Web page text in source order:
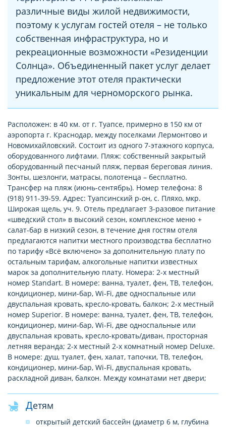
различные виды жилой недвижимости,
поэтому к услугам гостей отеля – не только
собственная инфраструктура, но и
рекреационные возможности «Резиденции
Солнца». Объединенный пакет услуг делает
предложение этот отеля практически
уникальным для черноморского рынка.
Расположен: в 40 км. от г. Туапсе, примерно в 150 км от
аэропорта г. Краснодар, между поселками Лермонтово и
Новомихайловский. Состоит из одного 7-этажного корпуса,
оборудованного лифтами. Пляж: собственный закрытый
оборудованный песчаный пляж, первая береговая линия.
Зонты, шезлонги, матрасы, полотенца – бесплатно.
Трансфер на пляж (июнь-сентябрь). Номер телефона: 8
(918) 911-39-59. Адрес: Туапсинский р-он, с. Пляхо, мкр.
Широкая щель, уч. 9. Отель предлагает 3-разовое питание
«шведский стол» в высокий сезон, комплексное меню +
салат-бар в низкий сезон, в течение дня гостям отеля
предлагаются напитки местного производства бесплатно
по тарифу «Всё включено» за дополнительную плату по
остальным тарифам, алкогольные напитки известных
марок за дополнительную плату. Номера: 2-х местный
номер Standart. В номере: ванна, туалет, фен, ТВ, телефон,
кондиционер, мини-бар, Wi-Fi, две односпальные или
двуспальная кровать, кресло-кровать, балкон; 2-х местный
номер Superior. В номере: ванна, туалет, фен, ТВ, телефон,
кондиционер, мини-бар, Wi-Fi, две односпальные или
двуспальная кровать, кресло-кровать/диван, просторная
летняя веранда; 2-х местный 2-х комнатный номер Deluxe.
В номере: душ, туалет, фен, халат, тапочки, ТВ, телефон,
кондиционер, мини-бар, Wi-Fi, двуспальная кровать,
раскладной диван, балкон. Между комнатами нет двери;
Детям
открытый детский бассейн (диаметр 6 м, глубина